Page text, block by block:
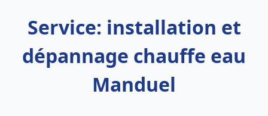
Service: installation et
dépannage chauffe eau
Manduel